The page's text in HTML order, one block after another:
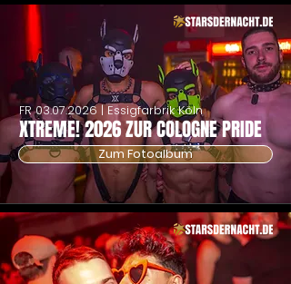
XTREME! 2026 ZUR COLOGNE PRIDE
FR03.07.2026| Essigfarbrik Köln
Zum Fotoalbum